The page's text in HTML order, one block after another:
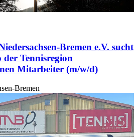
Bremen e.V. sucht
Tennisregion
Mitarbeiter (m/w/d)
Bremen